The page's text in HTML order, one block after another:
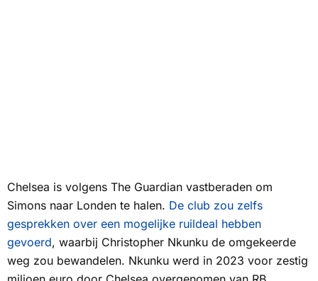
Chelsea is volgens The Guardian vastberaden om
Simons naar Londen te halen. De club zou zelfs
gesprekken over een mogelijke ruildeal hebben
gevoerd, waarbij Christopher Nkunku de omgekeerde
weg zou bewandelen. Nkunku werd in 2023 voor zestig